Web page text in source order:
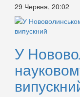
29 Червня, 20:02
У